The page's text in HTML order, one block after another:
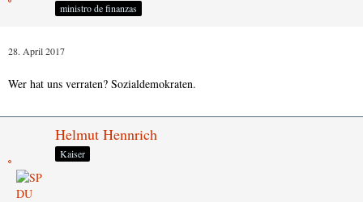
ministro de finanzas
28. April 2017
Wer hat uns verraten? Sozialdemokraten.
Helmut Hennrich
Kaiser